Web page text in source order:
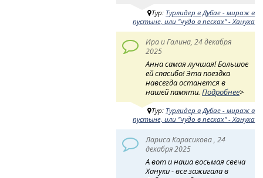
Тур: Турлидер в Дубае - мираж в
пустыне, или "чудо в песках" - Ханука
Ира и Галина, 24 декабря
2025
Анна самая лучшая! Большое
ей спасибо! Эта поездка
навсегда останется в
нашей памяти.Подробнее>
Тур: Турлидер в Дубае - мираж в
пустыне, или "чудо в песках" - Ханука
Лариса Карасикова , 24
декабря 2025
А вот и наша восьмая свеча
Хануки - все зажигала в